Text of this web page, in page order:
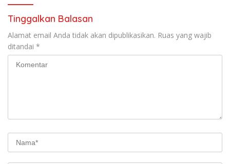
Tinggalkan Balasan
Alamat email Anda tidak akan dipublikasikan. Ruas yang wajib
ditandai *